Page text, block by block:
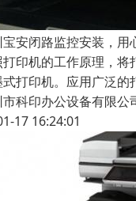
安闭路监控安装，用
印机的工作原理，
打印机。应用广泛
科印办公设备有限公
17 16:24:01